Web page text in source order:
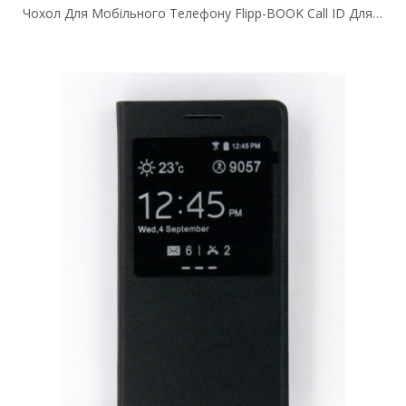
Чохол Для Мобільного Телефону Flipp-BOOK Call ID Для Huawei Y3 II Gold